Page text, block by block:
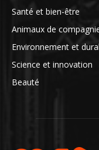
Santé et bien-être
Animaux de
Environnement et
Science et innovation
Beauté